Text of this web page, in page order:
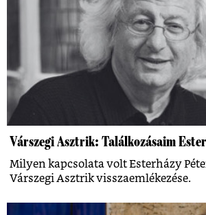
Várszegi Asztrik: Találkozásaim
Milyen kapcsolata volt Esterházy
Várszegi Asztrik visszaemlékezése.